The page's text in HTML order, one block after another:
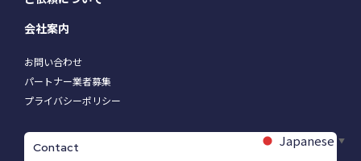
会社案内
お問い合わせ
パートナー業者募集
プライバシーポリシー
Contact Japanese ▼